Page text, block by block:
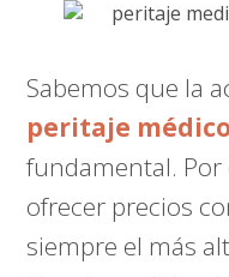
Sabemos que la
peritaje
fundamental.
ofrecer precios
siempre el más